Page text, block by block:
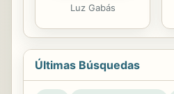
Luz Gabás
Últimas Búsquedas